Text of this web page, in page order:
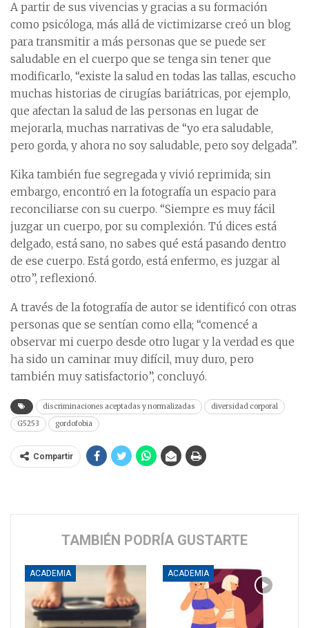
A partir de sus vivencias y gracias a su formación
como psicóloga, más allá de victimizarse creó un blog
para transmitir a más personas que se puede ser
saludable en el cuerpo que se tenga sin tener que
modificarlo, “existe la salud en todas las tallas, escucho
muchas historias de cirugías bariátricas, por ejemplo,
que afectan la salud de las personas en lugar de
mejorarla, muchas narrativas de “yo era saludable,
pero gorda, y ahora no soy saludable, pero soy delgada”.
Kika también fue segregada y vivió reprimida; sin
embargo, encontró en la fotografía un espacio para
reconciliarse con su cuerpo. “Siempre es muy fácil
juzgar un cuerpo, por su complexión. Tú dices está
delgado, está sano, no sabes qué está pasando dentro
de ese cuerpo. Está gordo, está enfermo, es juzgar al
otro”, reflexionó.
A través de la fotografía de autor se identificó con otras
personas que se sentían como ella; “comencé a
observar mi cuerpo desde otro lugar y la verdad es que
ha sido un caminar muy difícil, muy duro, pero
también muy satisfactorio”, concluyó.
discriminaciones aceptadas y normalizadas
diversidad corporal
G5253
gordofobia
Compartir
TAMBIÉN PODRÍA GUSTARTE
ACADEMIA ACADEMIA